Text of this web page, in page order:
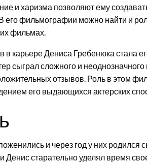
и харизма позволяют ему
фильмографии можно найти и
фильмах.
карьере Дениса Гребенюка стала
сыграл сложного и
отзывов. Роль в этом
его выдающихся актерских
и через год у них
Денис старательно уделял время